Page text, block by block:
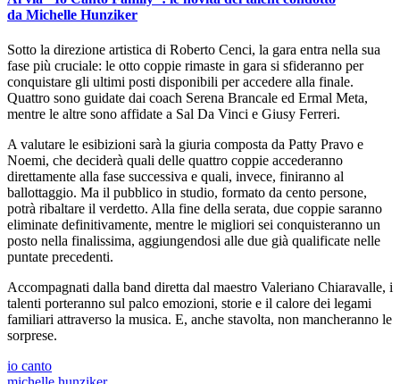
da Michelle Hunziker
Sotto la direzione artistica di Roberto Cenci, la gara entra nella sua
fase più cruciale: le otto coppie rimaste in gara si sfideranno per
conquistare gli ultimi posti disponibili per accedere alla finale.
Quattro sono guidate dai coach Serena Brancale ed Ermal Meta,
mentre le altre sono affidate a Sal Da Vinci e Giusy Ferreri.
A valutare le esibizioni sarà la giuria composta da Patty Pravo e
Noemi, che deciderà quali delle quattro coppie accederanno
direttamente alla fase successiva e quali, invece, finiranno al
ballottaggio. Ma il pubblico in studio, formato da cento persone,
potrà ribaltare il verdetto. Alla fine della serata, due coppie saranno
eliminate definitivamente, mentre le migliori sei conquisteranno un
posto nella finalissima, aggiungendosi alle due già qualificate nelle
puntate precedenti.
Accompagnati dalla band diretta dal maestro Valeriano Chiaravalle, i
talenti porteranno sul palco emozioni, storie e il calore dei legami
familiari attraverso la musica. E, anche stavolta, non mancheranno le
sorprese.
io canto